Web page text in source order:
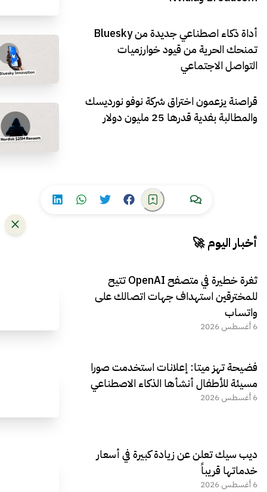
أداة ذكاء اصطناعي جديدة من Bluesky
تمنحك الحرية من قيود خوارزميات
التواصل الاجتماعي
قراصنة يزعمون اختراق شركة نوفو نورديسك
والمطالبة بفدية قدرها 25 مليون دولار
أخبار اليوم 🚀
ثغرة خطيرة في متصفح OpenAI تتيح
للمخترقين استهداف جهات اتصالك على
واتساب
6 أغسطس 2026
فضيحة تهز ميتا: إعلانات استخدمت صورا
مسيئة للأطفال أنشأها الذكاء الاصطناعي
6 أغسطس 2026
ديب سيك تعلن عن زيادة كبيرة في أسعار
خدماتها قريباً
6 أغسطس 2026